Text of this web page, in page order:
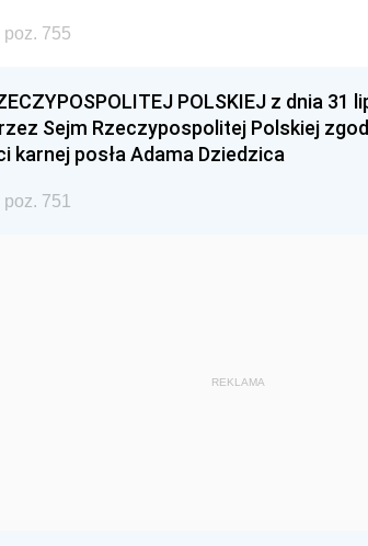
755
POLSKIEJ z dnia 31
Sejm Rzeczypospolitej Polskiej
karnej posła Adama Dziedzica
751
REKLAMA